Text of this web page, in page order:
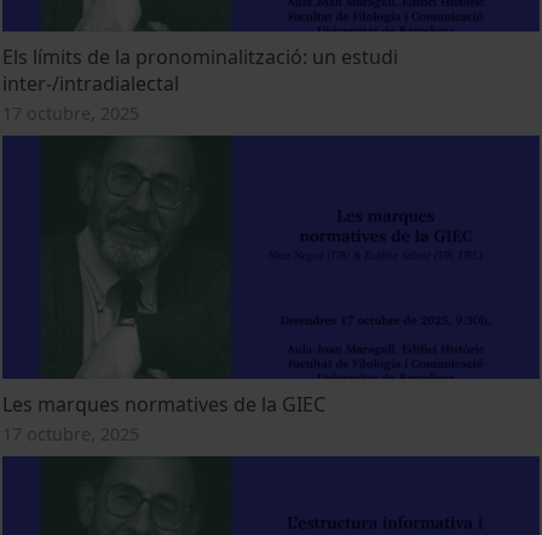
Els límits de la pronominalització: un estudi
inter-/intradialectal
17 octubre, 2025
Les marques normatives de la GIEC
17 octubre, 2025